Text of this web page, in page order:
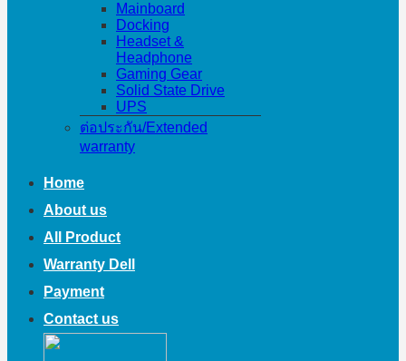
Mainboard
Docking
Headset &
Headphone
Gaming Gear
Solid State Drive
UPS
ต่อประกัน/Extended
warranty
Home
About us
All Product
Warranty Dell
Payment
Contact us